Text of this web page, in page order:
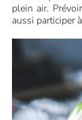
plein air.
aussi participer